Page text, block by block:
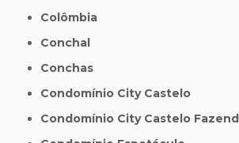
Colômbia
Conchal
Conchas
Condomínio City Castelo
Condomínio City Castelo